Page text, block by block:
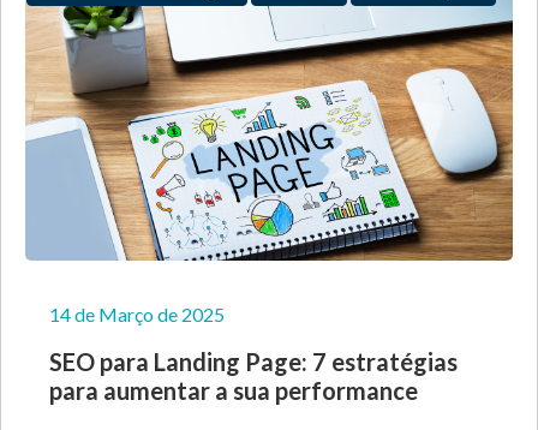
14 de Março de 2025
SEO para Landing Page: 7 estratégias
para aumentar a sua performance